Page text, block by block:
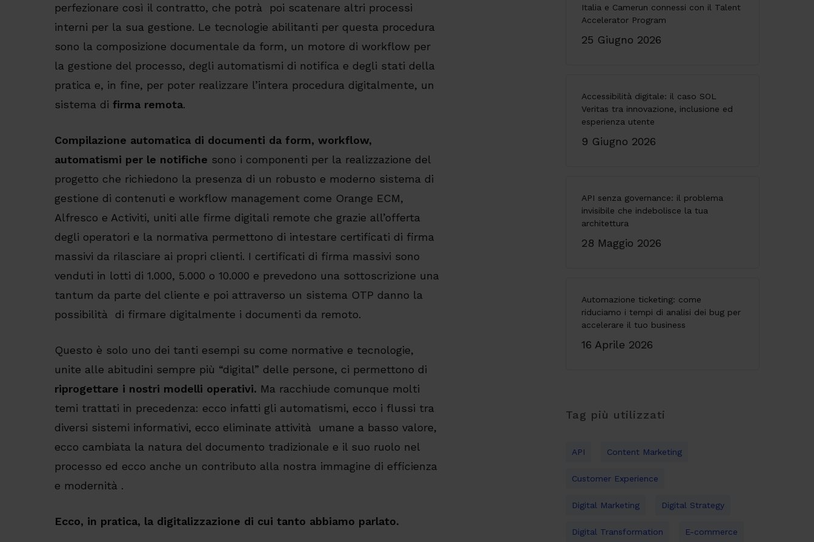
perfezionare così il contratto, che potrà poi scatenare altri processi
interni per la sua gestione. Le tecnologie abilitanti per questa procedura
sono la composizione documentale da form, un motore di workflow per
la gestione del processo, degli automatismi di notifica e degli stati della
pratica e, in fine, per poter realizzare l’intera procedura digitalmente, un
sistema difirma remota.
Compilazione automatica di documenti da form, workflow,
automatismi per le notifiche sono i componenti per la realizzazione del
progetto che richiedono la presenza di un robusto e moderno sistema di
gestione di contenuti e workflow management come Orange ECM,
Alfresco e Activiti, uniti alle firme digitali remote che grazie all’offerta
degli operatori e la normativa permettono di intestare certificati di firma
massivi da rilasciare ai propri clienti. I certificati di firma massivi sono
venduti in lotti di 1.000, 5.000 o 10.000 e prevedono una sottoscrizione una
tantum da parte del cliente e poi attraverso un sistema OTP danno la
possibilità di firmare digitalmente i documenti da remoto.
Questo è solo uno dei tanti esempi su come normative e tecnologie,
unite alle abitudini sempre più “digital” delle persone, ci permettono di
riprogettare i nostri modelli operativi. Ma racchiude comunque molti
temi trattati in precedenza: ecco infatti gli automatismi, ecco i flussi tra
diversi sistemi informativi, ecco eliminate attività umane a basso valore,
ecco cambiata la natura del documento tradizionale e il suo ruolo nel
processo ed ecco anche un contributo alla nostra immagine di efficienza
e modernità .
Ecco, in pratica, la digitalizzazione di cui tanto abbiamo parlato.
Italia e Camerun connessi con il Talent
Accelerator Program
25 Giugno 2026
Accessibilità digitale: il caso SOL
Veritas tra innovazione, inclusione ed
esperienza utente
9 Giugno 2026
API senza governance: il problema
invisibile che indebolisce la tua
architettura
28 Maggio 2026
Automazione ticketing: come
riduciamo i tempi di analisi dei bug per
accelerare il tuo business
16 Aprile 2026
Tag più utilizzati
API Content Marketing
Customer Experience
Digital Marketing Digital Strategy
Digital Transformation E-commerce